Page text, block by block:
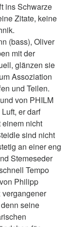
ins Schwarze
Zitate, keine
(bass), Oliver
mit der
glänzen sie
Assoziation
und Teilen.
von PHILM
er darf
nicht
sind nicht
an einer eng
Stemeseder
Tempo
Philipp
seine